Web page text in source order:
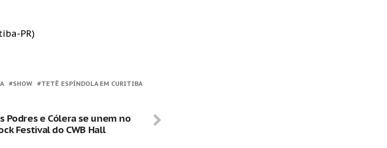
PR)
SHOW TETÊ ESPÍNDOLA EM CURITIBA
Podres e Cólera se unem no
Festival do CWB Hall